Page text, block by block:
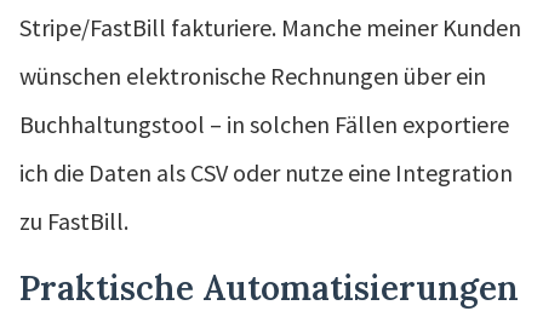
Stripe/FastBill fakturiere. Manche meiner Kunden
wünschen elektronische Rechnungen über ein
Buchhaltungstool – in solchen Fällen exportiere
ich die Daten als CSV oder nutze eine Integration
zu FastBill.
Praktische Automatisierungen